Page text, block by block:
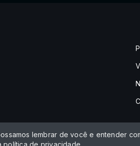
lembrar de você e entender
política de privacidade